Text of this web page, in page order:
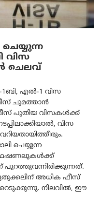
വിസ
ചെലവ്
എൽ-1 വിസ
ചുമത്താൻ
പുതിയ വിസകൾക്ക്
വിസ
ചെയ്യുന്ന
അധിക ഫീസ്
നിലവിൽ, ഈ